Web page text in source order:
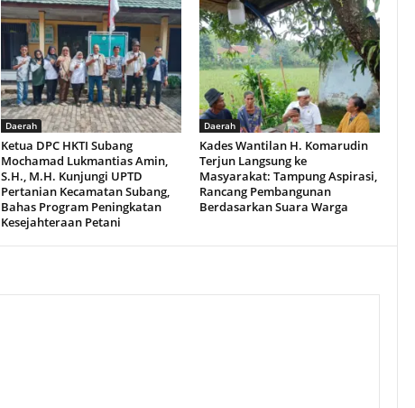
Daerah
Ketua DPC HKTI Subang
Mochamad Lukmantias Amin,
S.H., M.H. Kunjungi UPTD
Pertanian Kecamatan Subang,
Bahas Program Peningkatan
Kesejahteraan Petani
Daerah
Kades Wantilan H. Komarudin
Terjun Langsung ke
Masyarakat: Tampung Aspirasi,
Rancang Pembangunan
Berdasarkan Suara Warga